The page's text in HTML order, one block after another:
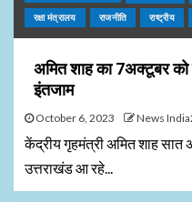
रक्षा मंत्रालय राजनीति राष्ट्रीय
अमित शाह का 7अक्टूबर को
इंतजाम
October 6, 2023 News
केंद्रीय गृहमंत्री अमित शाह सात
उत्तराखंड आ रहे...